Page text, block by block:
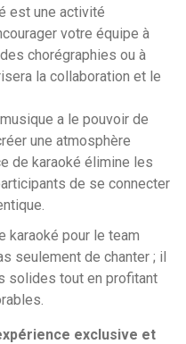
est une activité
votre équipe à
chorégraphies ou à
la collaboration et le
a le pouvoir de
une atmosphère
de karaoké élimine les
de se connecter
karaoké pour le team
seulement de chanter ; il
solides tout en profitant
exclusive et